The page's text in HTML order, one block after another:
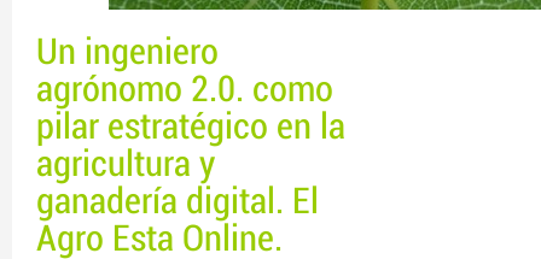
Un ingeniero
agrónomo 2.0. como
pilar estratégico en la
agricultura y
ganadería digital. El
Agro Esta Online.